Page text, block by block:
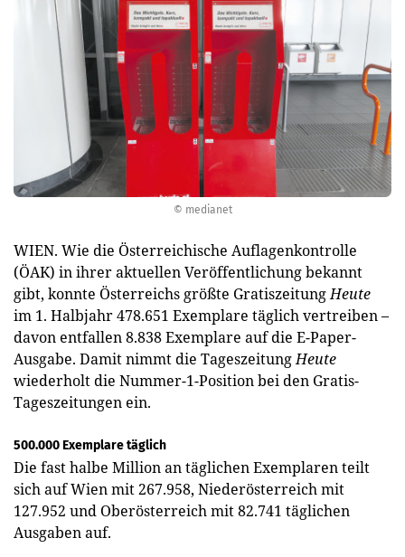
© medianet
WIEN. Wie die Österreichische Auflagenkontrolle
(ÖAK) in ihrer aktuellen Veröffentlichung bekannt
gibt, konnte Österreichs größte GratiszeitungHeute
im 1. Halbjahr 478.651 Exemplare täglich vertreiben –
davon entfallen 8.838 Exemplare auf die E-Paper-
Ausgabe. Damit nimmt die TageszeitungHeute
wiederholt die Nummer-1-Position bei den Gratis-
Tageszeitungen ein.
500.000 Exemplare täglich
Die fast halbe Million an täglichen Exemplaren teilt
sich auf Wien mit 267.958, Niederösterreich mit
127.952 und Oberösterreich mit 82.741 täglichen
Ausgaben auf.